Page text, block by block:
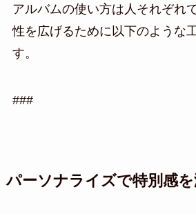
アルバムの使い方は人それぞれ
性を広げるために以下のような
す。
###
パーソナライズで特別感を